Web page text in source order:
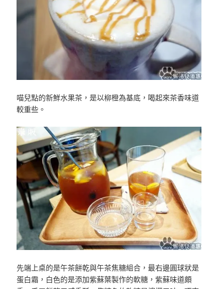
喵兒點的新鮮水果茶，是以柳橙為基底，喝起來茶香味道
較重些。
先端上桌的是午茶餅乾與午茶焦糖組合，最右邊圓球狀是
蛋白霜，白色的是添加紫蘇葉製作的軟糖，紫蘇味道頗